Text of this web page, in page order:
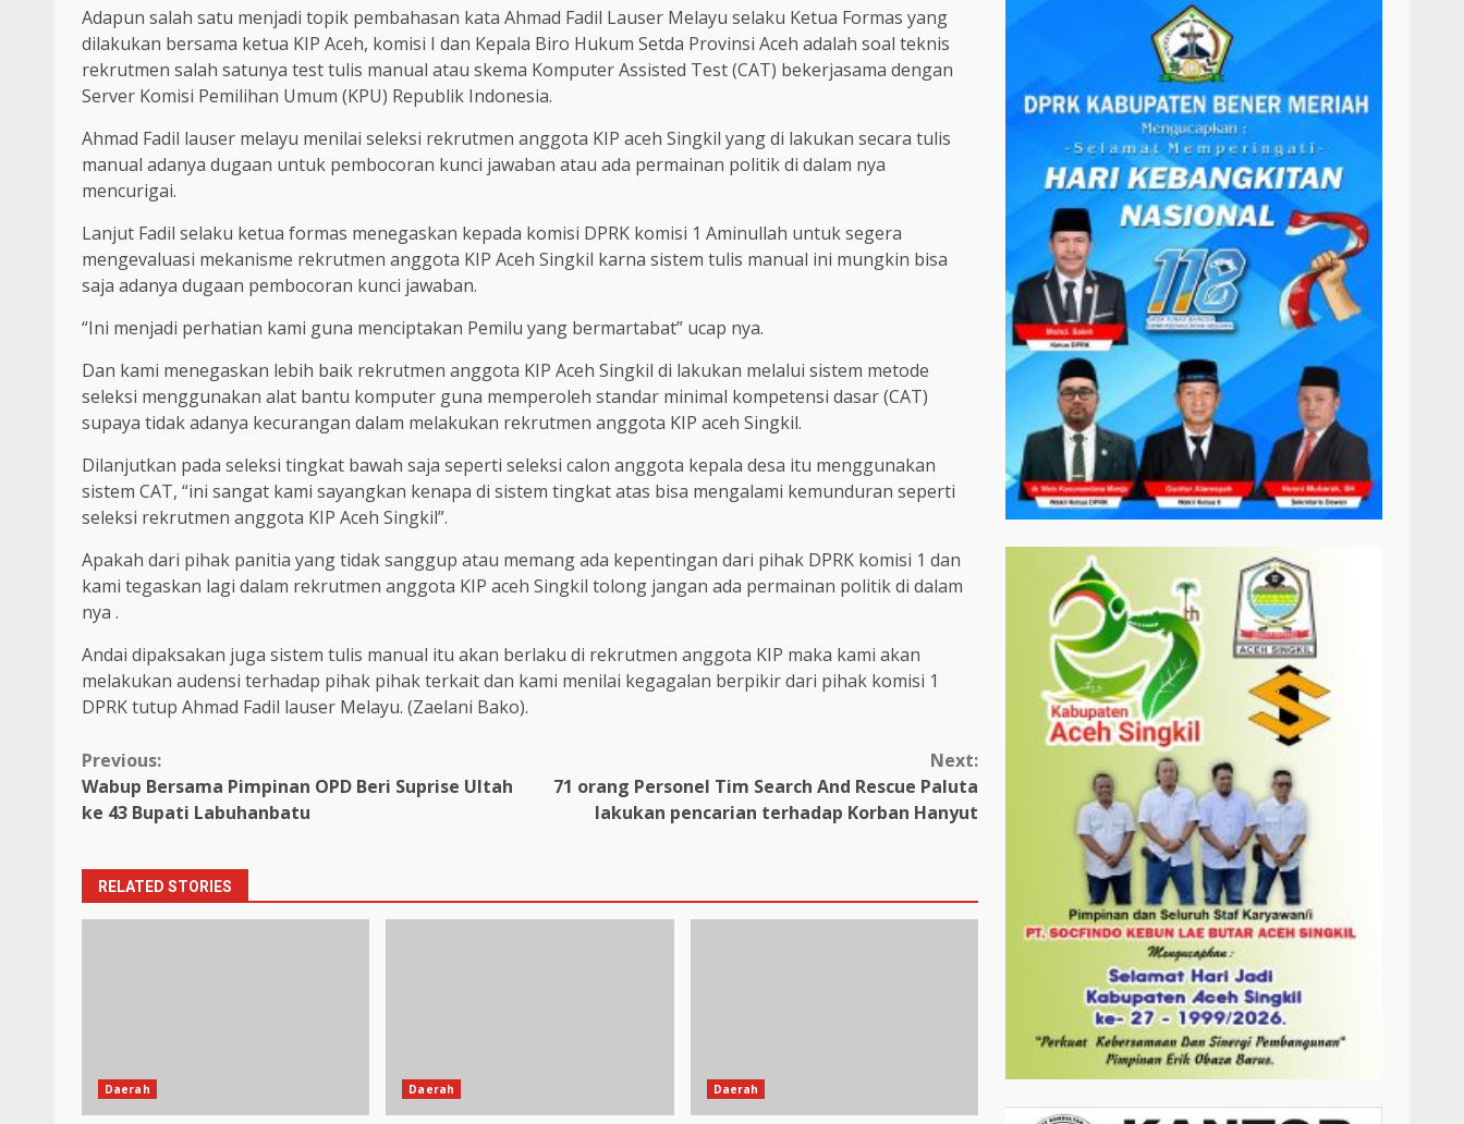
Adapun salah satu menjadi topik pembahasan kata Ahmad Fadil Lauser Melayu selaku Ketua Formas yang
dilakukan bersama ketua KIP Aceh, komisi I dan Kepala Biro Hukum Setda Provinsi Aceh adalah soal teknis
rekrutmen salah satunya test tulis manual atau skema Komputer Assisted Test (CAT) bekerjasama dengan
Server Komisi Pemilihan Umum (KPU) Republik Indonesia.
Ahmad Fadil lauser melayu menilai seleksi rekrutmen anggota KIP aceh Singkil yang di lakukan secara tulis
manual adanya dugaan untuk pembocoran kunci jawaban atau ada permainan politik di dalam nya
mencurigai.
Lanjut Fadil selaku ketua formas menegaskan kepada komisi DPRK komisi 1 Aminullah untuk segera
mengevaluasi mekanisme rekrutmen anggota KIP Aceh Singkil karna sistem tulis manual ini mungkin bisa
saja adanya dugaan pembocoran kunci jawaban.
“Ini menjadi perhatian kami guna menciptakan Pemilu yang bermartabat” ucap nya.
Dan kami menegaskan lebih baik rekrutmen anggota KIP Aceh Singkil di lakukan melalui sistem metode
seleksi menggunakan alat bantu komputer guna memperoleh standar minimal kompetensi dasar (CAT)
supaya tidak adanya kecurangan dalam melakukan rekrutmen anggota KIP aceh Singkil.
Dilanjutkan pada seleksi tingkat bawah saja seperti seleksi calon anggota kepala desa itu menggunakan
sistem CAT, “ini sangat kami sayangkan kenapa di sistem tingkat atas bisa mengalami kemunduran seperti
seleksi rekrutmen anggota KIP Aceh Singkil”.
Apakah dari pihak panitia yang tidak sanggup atau memang ada kepentingan dari pihak DPRK komisi 1 dan
kami tegaskan lagi dalam rekrutmen anggota KIP aceh Singkil tolong jangan ada permainan politik di dalam
nya .
Andai dipaksakan juga sistem tulis manual itu akan berlaku di rekrutmen anggota KIP maka kami akan
melakukan audensi terhadap pihak pihak terkait dan kami menilai kegagalan berpikir dari pihak komisi 1
DPRK tutup Ahmad Fadil lauser Melayu. (Zaelani Bako).
Continue
Reading
Previous:
Wabup Bersama Pimpinan OPD Beri Suprise Ultah
ke 43 Bupati Labuhanbatu
Next:
71 orang Personel Tim Search And Rescue Paluta
lakukan pencarian terhadap Korban Hanyut
RELATED STORIES
Daerah Daerah Daerah